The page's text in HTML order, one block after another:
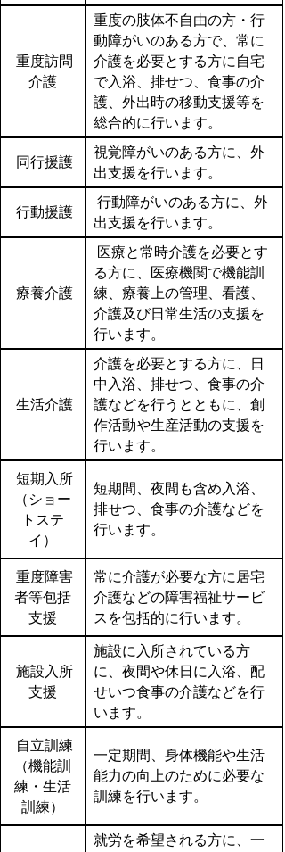
重度訪問
介護
重度の肢体不自由の方・行
動障がいのある方で、常に
介護を必要とする方に自宅
で入浴、排せつ、食事の介
護、外出時の移動支援等を
総合的に行います。
同行援護
視覚障がいのある方に、外
出支援を行います。
行動援護
行動障がいのある方に、外
出支援を行います。
療養介護
医療と常時介護を必要とす
る方に、医療機関で機能訓
練、療養上の管理、看護、
介護及び日常生活の支援を
行います。
生活介護
介護を必要とする方に、日
中入浴、排せつ、食事の介
護などを行うとともに、創
作活動や生産活動の支援を
行います。
短期入所
（ショー
トステ
イ）
短期間、夜間も含め入浴、
排せつ、食事の介護などを
行います。
重度障害
者等包括
支援
常に介護が必要な方に居宅
介護などの障害福祉サービ
スを包括的に行います。
施設入所
支援
施設に入所されている方
に、夜間や休日に入浴、配
せいつ食事の介護などを行
います。
自立訓練
（機能訓
練・生活
訓練）
一定期間、身体機能や生活
能力の向上のために必要な
訓練を行います。
就労を希望される方に、一